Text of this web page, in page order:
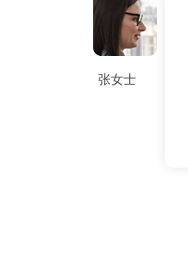
张女士